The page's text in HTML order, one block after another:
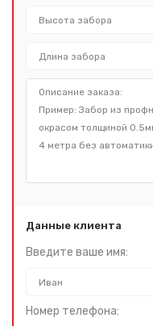
Данные клиента
Введите ваше имя:
Номер телефона: